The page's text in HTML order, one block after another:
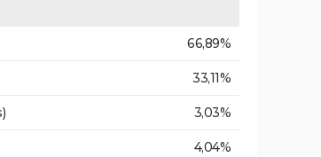
66,89%
33,11%
3,03%
4,04%